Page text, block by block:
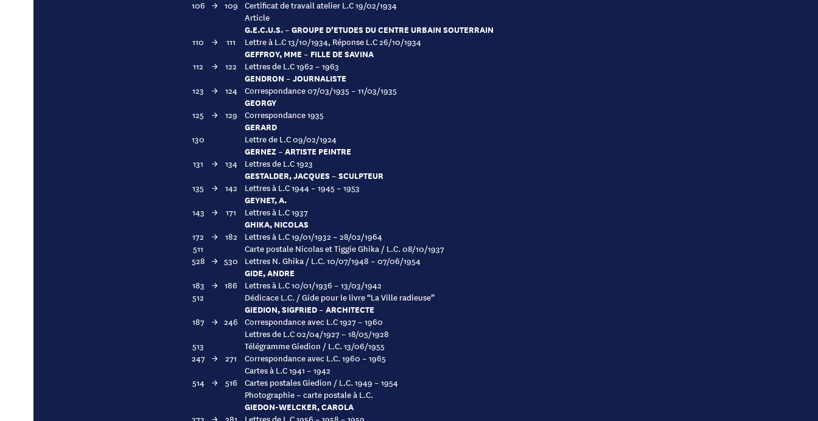
106 → 109 Certificat de travail atelier L.C 19/02/1934
Article
G.E.C.U.S. – GROUPE D’ETUDES DU CENTRE URBAIN SOUTERRAIN
110 → 111 Lettre à L.C 13/10/1934, Réponse L.C 26/10/1934
GEFFROY, MME – FILLE DE SAVINA
112 → 122 Lettres de L.C 1962 – 1963
GENDRON – JOURNALISTE
123 → 124 Correspondance 07/03/1935 – 11/03/1935
GEORGY
125 → 129 Correspondance 1935
GERARD
130 Lettre de L.C 09/02/1924
GERNEZ – ARTISTE PEINTRE
131 → 134 Lettres de L.C 1923
GESTALDER, JACQUES – SCULPTEUR
135 → 142 Lettres à L.C 1944 – 1945 – 1953
GEYNET, A.
143 → 171 Lettres à L.C 1937
GHIKA, NICOLAS
172 → 182
Lettres à L.C 19/01/1932 – 28/02/1964
511
Carte postale Nicolas et Tiggie Ghika / L.C. 08/10/1937
528 → 530 Lettres N. Ghika / L.C. 10/07/1948 – 07/06/1954
GIDE, ANDRE
183 → 186
Lettres à L.C 10/01/1936 – 13/03/1942
512
Dédicace L.C. / Gide pour le livre “La Ville radieuse”
GIEDION, SIGFRIED – ARCHITECTE
187 → 246 Correspondance avec L.C 1927 – 1960
Lettres de L.C 02/04/1927 – 18/05/1928
513
Télégramme Giedion / L.C. 13/06/1955
247 → 271
Correspondance avec L.C. 1960 – 1965
Cartes à L.C 1941 – 1942
514
→ 516
Cartes postales Giedion / L.C. 1949 – 1954
Photographie – carte postale à L.C.
GIEDON-WELCKER, CAROLA
272 → 281
Lettres de L.C 1956 – 1958 – 1959